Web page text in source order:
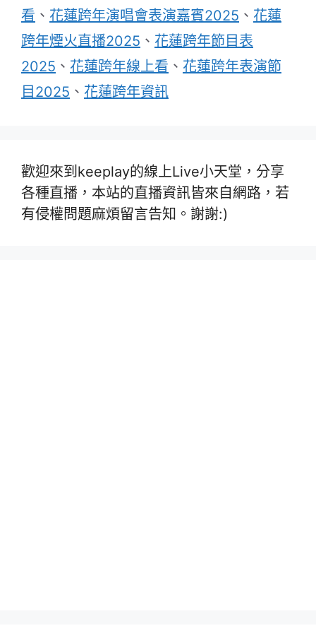
看 、 花蓮跨年演唱會表演嘉賓2025 、 花蓮
跨年煙火直播2025 、 花蓮跨年節目表
2025 、 花蓮跨年線上看 、 花蓮跨年表演節
目2025 、 花蓮跨年資訊
歡迎來到keeplay的線上Live小天堂，分享
各種直播，本站的直播資訊皆來自網路，若
有侵權問題麻煩留言告知。謝謝:)